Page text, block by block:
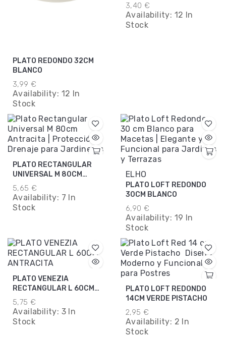
PLATO REDONDO 32CM
BLANCO
3,99 €
Availability: 12 In
Stock
3,40 €
Availability: 12 In
Stock
PLATO RECTANGULAR
UNIVERSAL M 80CM
ANTRACITA
5,65 €
Availability: 7 In
Stock
ELHO
PLATO LOFT REDONDO
30CM BLANCO
6,90 €
Availability: 19 In
Stock
PLATO VENEZIA
RECTANGULAR L 60CM
ANTRACITA
5,75 €
Availability: 3 In
Stock
PLATO LOFT REDONDO
14CM VERDE PISTACHO
2,95 €
Availability: 2 In
Stock